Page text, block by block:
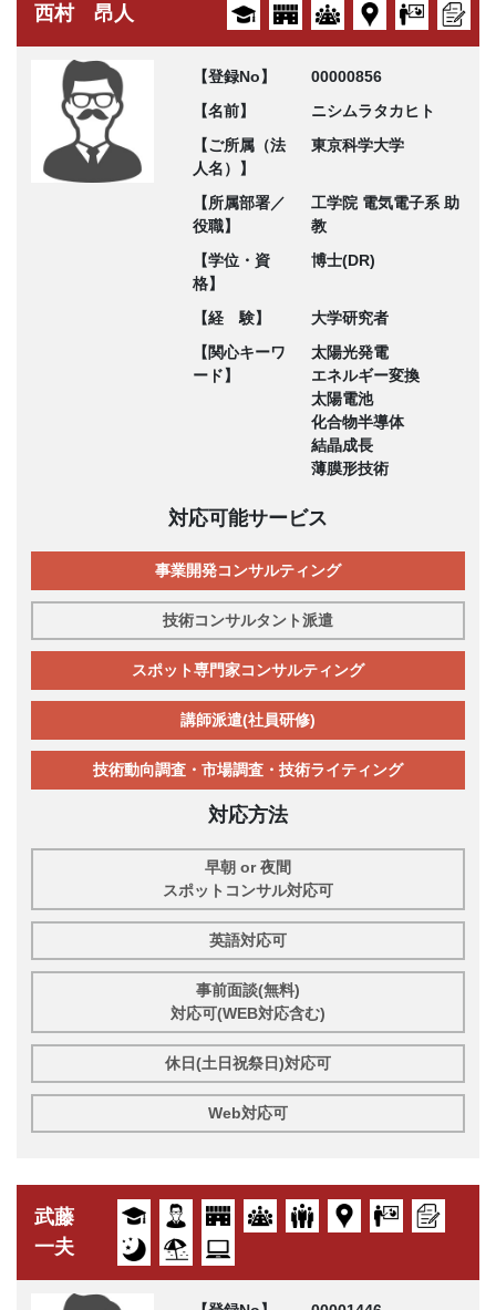
西村 昂人
【登録No】
00000856
【名前】
ニシムラタカヒト
【ご所属（法
人名）】
東京科学大学
【所属部署／
役職】
工学院 電気電子系 助
教
【学位・資
格】
博士(DR)
【経 験】
大学研究者
【関心キーワ
ード】
太陽光発電
エネルギー変換
太陽電池
化合物半導体
結晶成長
薄膜形技術
対応可能サービス
事業開発コンサルティング
技術コンサルタント派遣
スポット専門家コンサルティング
講師派遣(社員研修)
技術動向調査・市場調査・技術ライティング
対応方法
早朝 or 夜間
スポットコンサル対応可
英語対応可
事前面談(無料)
対応可(WEB対応含む)
休日(土日祝祭日)対応可
Web対応可
武藤
一夫